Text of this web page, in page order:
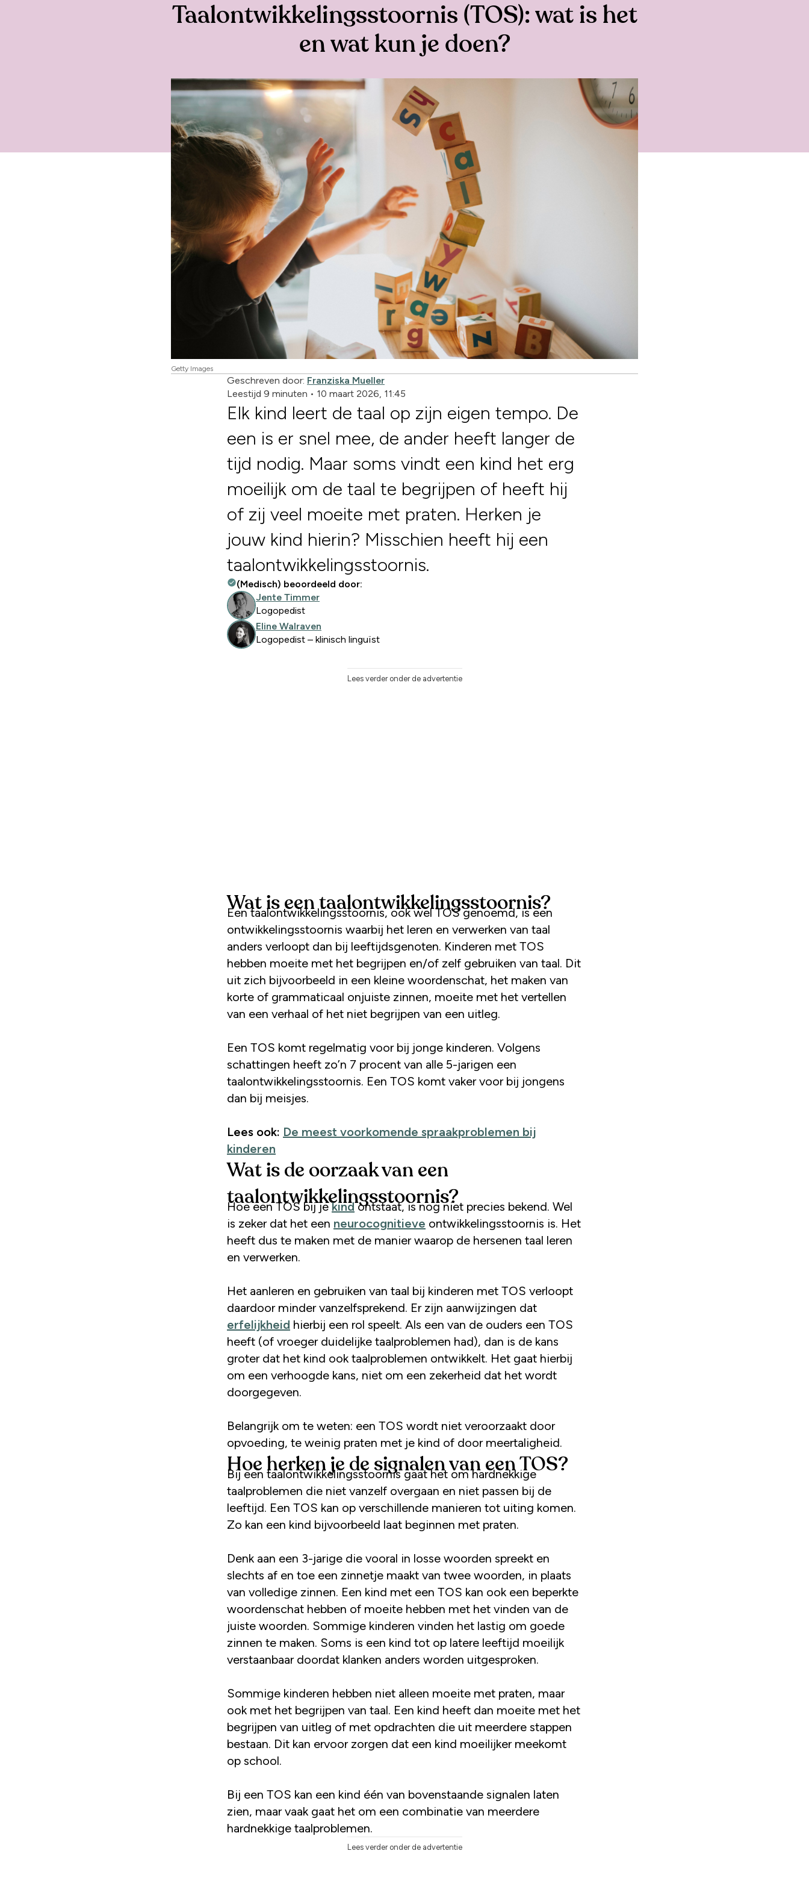
Taalontwikkelingsstoornis (TOS): wat is het
en wat kun je doen?
Getty Images
Geschreven door: Franziska Mueller
Leestijd 9 minuten • 10 maart 2026, 11:45
Elk kind leert de taal op zijn eigen tempo. De
een is er snel mee, de ander heeft langer de
tijd nodig. Maar soms vindt een kind het erg
moeilijk om de taal te begrijpen of heeft hij
of zij veel moeite met praten. Herken je
jouw kind hierin? Misschien heeft hij een
taalontwikkelingsstoornis.
(Medisch) beoordeeld door:
Jente Timmer
Logopedist
Eline Walraven
Logopedist – klinisch linguïst
Lees verder onder de advertentie
Wat is een taalontwikkelingsstoornis?
Een taalontwikkelingsstoornis, ook wel TOS genoemd, is een
ontwikkelingsstoornis waarbij het leren en verwerken van taal
anders verloopt dan bij leeftijdsgenoten. Kinderen met TOS
hebben moeite met het begrijpen en/of zelf gebruiken van taal. Dit
uit zich bijvoorbeeld in een kleine woordenschat, het maken van
korte of grammaticaal onjuiste zinnen, moeite met het vertellen
van een verhaal of het niet begrijpen van een uitleg.
Een TOS komt regelmatig voor bij jonge kinderen. Volgens
schattingen heeft zo’n 7 procent van alle 5-jarigen een
taalontwikkelingsstoornis. Een TOS komt vaker voor bij jongens
dan bij meisjes.
Lees ook: De meest voorkomende spraakproblemen bij
kinderen
Wat is de oorzaak van een
taalontwikkelingsstoornis?
Hoe een TOS bij jekindontstaat, is nog niet precies bekend. Wel
is zeker dat het een neurocognitieve ontwikkelingsstoornis is. Het
heeft dus te maken met de manier waarop de hersenen taal leren
en verwerken.
Het aanleren en gebruiken van taal bij kinderen met TOS verloopt
daardoor minder vanzelfsprekend. Er zijn aanwijzingen dat
erfelijkheid hierbij een rol speelt. Als een van de ouders een TOS
heeft (of vroeger duidelijke taalproblemen had), dan is de kans
groter dat het kind ook taalproblemen ontwikkelt. Het gaat hierbij
om een verhoogde kans, niet om een zekerheid dat het wordt
doorgegeven.
Belangrijk om te weten: een TOS wordt niet veroorzaakt door
opvoeding, te weinig praten met je kind of door meertaligheid.
Hoe herken je de signalen van een TOS?
Bij een taalontwikkelingsstoornis gaat het om hardnekkige
taalproblemen die niet vanzelf overgaan en niet passen bij de
leeftijd. Een TOS kan op verschillende manieren tot uiting komen.
Zo kan een kind bijvoorbeeld laat beginnen met praten.
Denk aan een 3-jarige die vooral in losse woorden spreekt en
slechts af en toe een zinnetje maakt van twee woorden, in plaats
van volledige zinnen. Een kind met een TOS kan ook een beperkte
woordenschat hebben of moeite hebben met het vinden van de
juiste woorden. Sommige kinderen vinden het lastig om goede
zinnen te maken. Soms is een kind tot op latere leeftijd moeilijk
verstaanbaar doordat klanken anders worden uitgesproken.
Sommige kinderen hebben niet alleen moeite met praten, maar
ook met het begrijpen van taal. Een kind heeft dan moeite met het
begrijpen van uitleg of met opdrachten die uit meerdere stappen
bestaan. Dit kan ervoor zorgen dat een kind moeilijker meekomt
op school.
Bij een TOS kan een kind één van bovenstaande signalen laten
zien, maar vaak gaat het om een combinatie van meerdere
hardnekkige taalproblemen.
Lees verder onder de advertentie